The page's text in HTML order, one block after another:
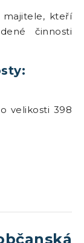
kteří
činnosti
velikosti 398